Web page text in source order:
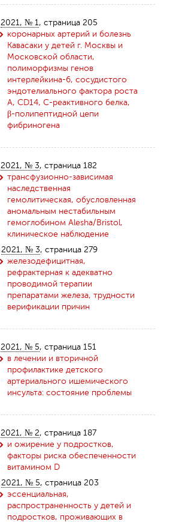
2021, № 1, страница 205
коронарных артерий и болезнь
Кавасаки у детей г. Москвы и
Московской области,
полиморфизмы генов
интерлейкина-6, сосудистого
эндотелиального фактора роста
А, CD14, С-реактивного белка,
β-полипептидной цепи
фибриногена
2021, № 3, страница 182
трансфузионно-зависимая
наследственная
гемолитическая, обусловленная
аномальным нестабильным
гемоглобином Alesha/Bristol,
клиническое наблюдение
2021, № 3, страница 279
железодефицитная,
рефрактерная к адекватно
проводимой терапии
препаратами железа, трудности
верификации причин
2021, № 5, страница 151
в лечении и вторичной
профилактике детского
артериального ишемического
инсульта: состояние проблемы
2021, № 2, страница 187
и ожирение у подростков,
факторы риска обеспеченности
витамином D
2021, № 5, страница 203
эссенциальная,
распространенность у детей и
подростков, проживающих в